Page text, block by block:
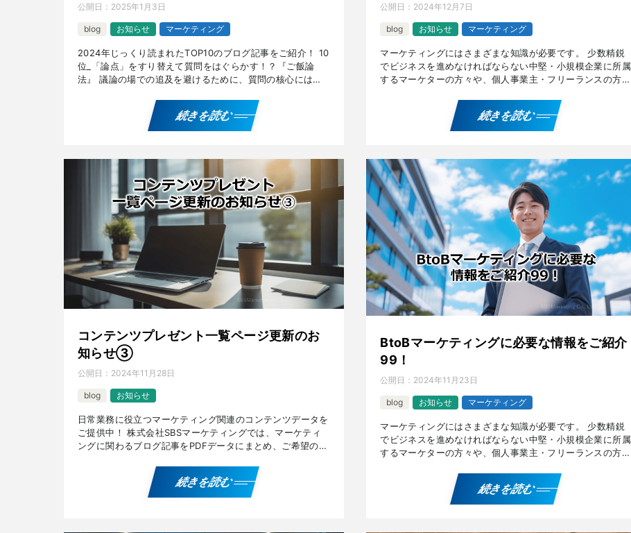
公開日： 2025年1月3日
blog お知らせ マーケティング
2024年じっくり読まれたTOP10のブログ記事をご紹介！ 10
位_「論点」をすり替えて質問をはぐらかす！？『ご飯論
法』 議論の場での追及を避けるために、質問の核心には触
続きを読む
公開日： 2024年12月7日
blog お知らせ マーケティング
マーケティングにはさまざまな知識が必要です。 少数精鋭
でビジネスを進めなければならない中堅・小規模企業に所属
するマーケターの方々や、個人事業主・フリーランスの方々
続きを読む
コンテンツプレゼント一覧ページ更新のお
知らせ③
公開日： 2024年11月28日
blog お知らせ
日常業務に役立つマーケティング関連のコンテンツデータを
ご提供中！ 株式会社SBSマーケティングでは、マーケティ
ングに関わるブログ記事をPDFデータにまとめ、ご希望の
続きを読む
BtoBマーケティングに必要な情報をご紹介
99！
公開日： 2024年11月23日
blog お知らせ マーケティング
マーケティングにはさまざまな知識が必要です。 少数精鋭
でビジネスを進めなければならない中堅・小規模企業に所属
するマーケターの方々や、個人事業主・フリーランスの方々
続きを読む